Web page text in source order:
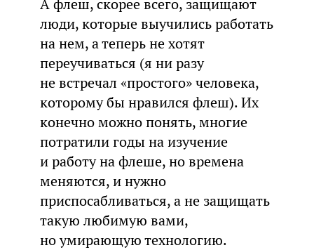
А флеш, скорее всего, защищают
люди, которые выучились работать
на нем, а теперь не хотят
переучиваться (я ни разу
не встречал «простого» человека,
которому бы нравился флеш). Их
конечно можно понять, многие
потратили годы на изучение
и работу на флеше, но времена
меняются, и нужно
приспосабливаться, а не защищать
такую любимую вами,
но умирающую технологию.